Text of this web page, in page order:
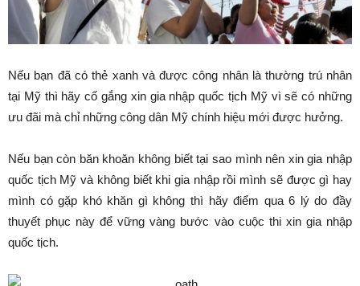
Nếu bạn đã có thẻ xanh và được công nhân là thường trú nhân
tại Mỹ thì hãy cố gắng xin gia nhập quốc tịch Mỹ vì sẽ có những
ưu đãi mà chỉ những công dân Mỹ chính hiệu mới được hưởng.
Nếu bạn còn băn khoăn không biết tại sao mình nên xin gia nhập
quốc tịch Mỹ và không biết khi gia nhập rồi mình sẽ được gì hay
mình có gặp khó khăn gì không thì hãy điểm qua 6 lý do đầy
thuyết phục này để vững vàng bước vào cuộc thi xin gia nhập
quốc tịch.